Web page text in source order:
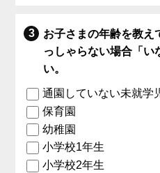
お子さまの年齢を教え
っしゃらない場合「い
い。
通園していない未就学
保育園
幼稚園
小学校1年生
小学校2年生